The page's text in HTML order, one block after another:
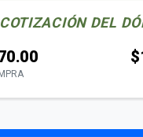
COTIZACIÓN DEL